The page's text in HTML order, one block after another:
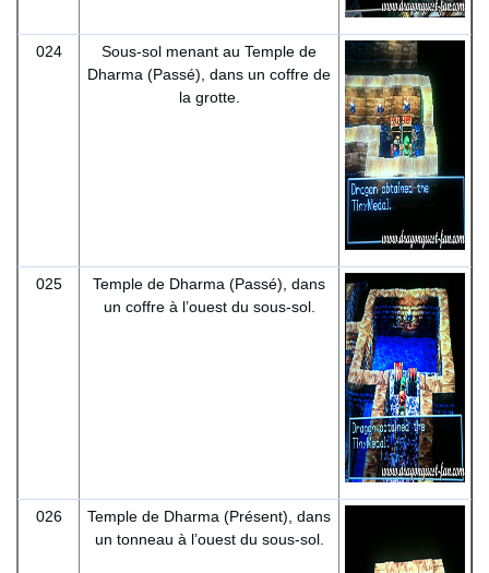
024
Sous-sol menant au Temple de
Dharma (Passé), dans un coffre de
la grotte.
025
Temple de Dharma (Passé), dans
un coffre à l’ouest du sous-sol.
026
Temple de Dharma (Présent), dans
un tonneau à l’ouest du sous-sol.